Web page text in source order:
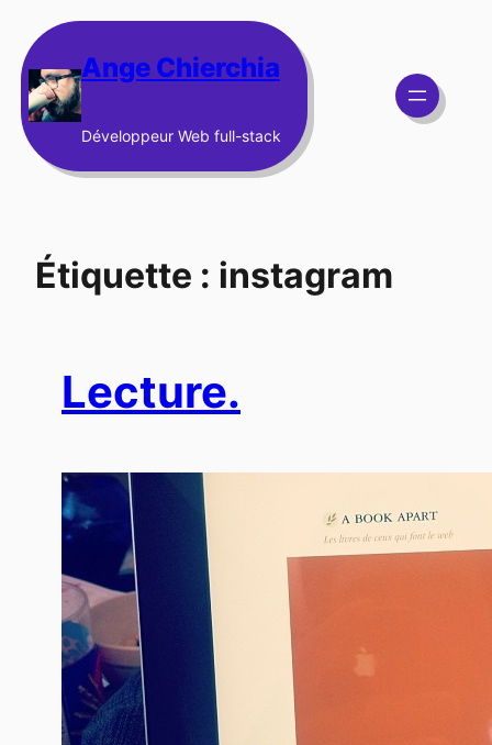
au
contenu Ange Chierchia
Développeur Web full-stack
Étiquette : instagram
Lecture.